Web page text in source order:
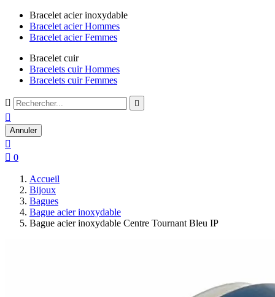
Bracelet acier inoxydable
Bracelet acier Hommes
Bracelet acier Femmes
Bracelet cuir
Bracelets cuir Hommes
Bracelets cuir Femmes
 

Annuler

 0
Accueil
Bijoux
Bagues
Bague acier inoxydable
Bague acier inoxydable Centre Tournant Bleu IP